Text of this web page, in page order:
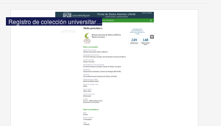
Registro de colección universitaria